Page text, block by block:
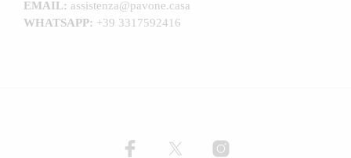
EMAIL: assistenza@pavone.casa
WHATSAPP: +39 3317592416